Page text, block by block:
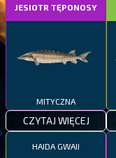
JESIOTR TĘPONOSY
MITYCZNA
CZYTAJ WIĘCEJ
HAIDA GWAII